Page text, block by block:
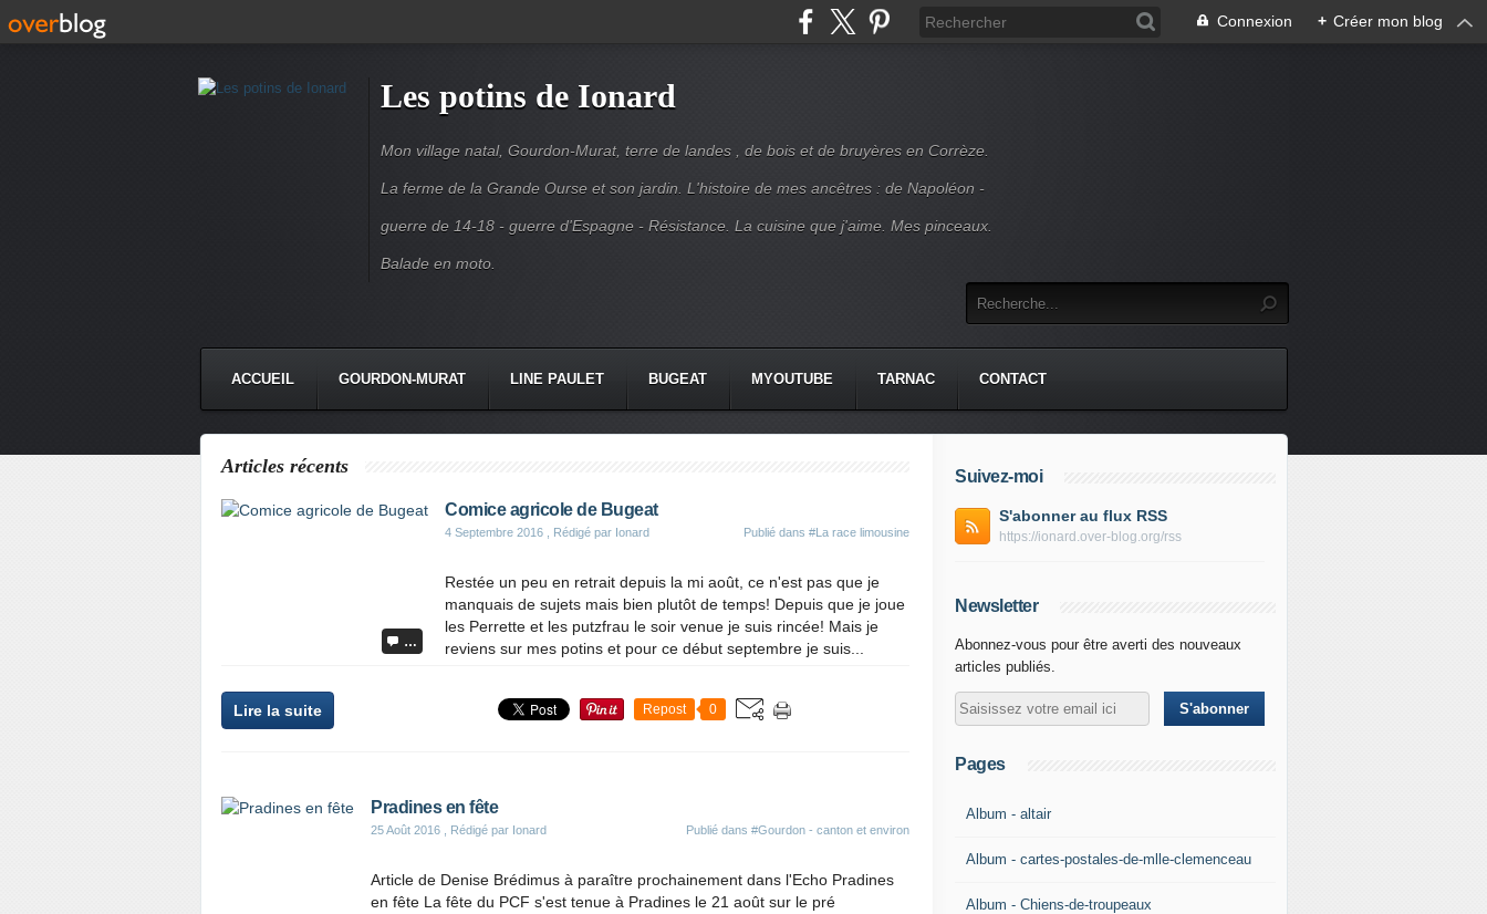
Connexion + Créer mon blog
Les potins de Ionard
Mon village natal, Gourdon-Murat, terre de landes , de bois et de bruyères en Corrèze.
La ferme de la Grande Ourse et son jardin. L'histoire de mes ancêtres : de Napoléon -
guerre de 14-18 - guerre d'Espagne - Résistance. La cuisine que j'aime. Mes pinceaux.
Balade en moto.
ACCUEIL GOURDON-MURAT LINE PAULET BUGEAT MYOUTUBE TARNAC CONTACT
Articles récents
…
Comice agricole de Bugeat
4 Septembre 2016 , Rédigé par Ionard Publié dans #La race limousine
Restée un peu en retrait depuis la mi août, ce n'est pas que je
manquais de sujets mais bien plutôt de temps! Depuis que je joue
les Perrette et les putzfrau le soir venue je suis rincée! Mais je
reviens sur mes potins et pour ce début septembre je suis...
Lire la suite Repost 0
Pradines en fête
25 Août 2016 , Rédigé par Ionard Publié dans #Gourdon - canton et environ
Article de Denise Brédimus à paraître prochainement dans l'Echo Pradines
en fête La fête du PCF s'est tenue à Pradines le 21 août sur le pré
Suivez-moi
S'abonner au flux RSS
https://ionard.over-blog.org/rss
Newsletter
Abonnez-vous pour être averti des nouveaux
articles publiés.
Pages
Album - altair
Album - cartes-postales-de-mlle-clemenceau
Album - Chiens-de-troupeaux